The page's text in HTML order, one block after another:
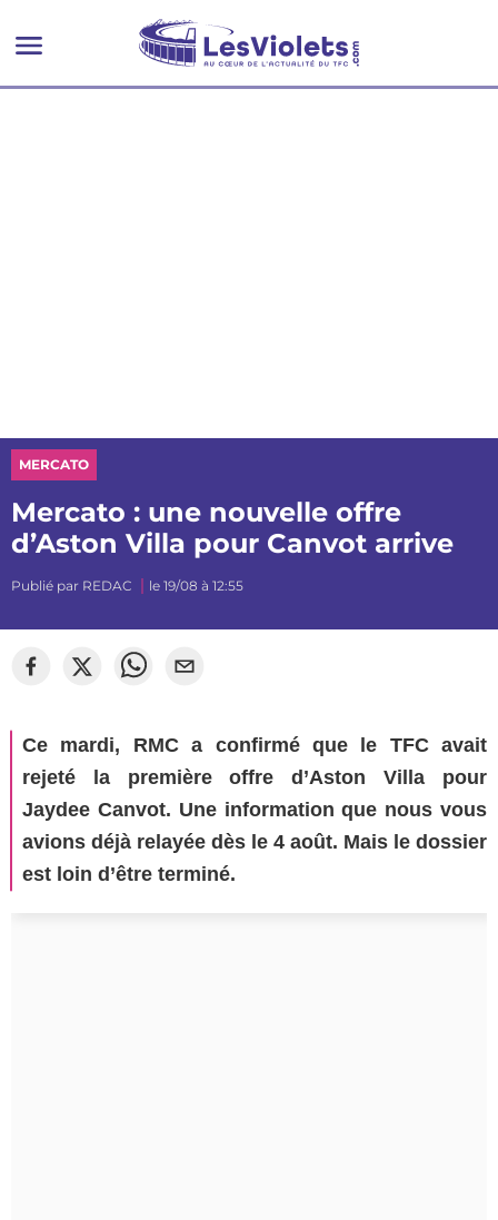
MERCATO
Mercato : une nouvelle offre
d’Aston Villa pour Canvot arrive
Publié par REDAC le 19/08 à 12:55
Ce mardi, RMC a confirmé que le TFC avait
rejeté la première offre d’Aston Villa pour
Jaydee Canvot. Une information que nous vous
avions déjà relayée dès le 4 août. Mais le dossier
est loin d’être terminé.